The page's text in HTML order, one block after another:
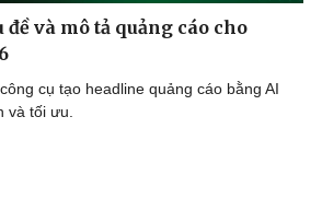
đề và mô tả quảng cáo cho
cụ tạo headline quảng cáo bằng AI
và tối ưu.